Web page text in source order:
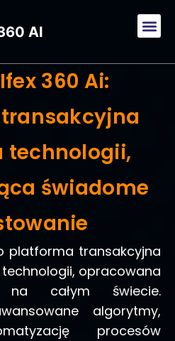
AI
360 Ai:
technologii,
świadome
platforma transakcyjna
opracowana
całym świecie.
algorytmy,
procesów